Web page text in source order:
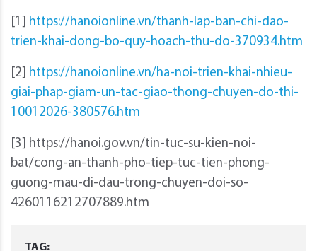
[1]
https://hanoionline.vn/thanh-lap-ban-chi-dao-
trien-khai-dong-bo-quy-hoach-thu-do-370934.htm
[2]
https://hanoionline.vn/ha-noi-trien-khai-nhieu-
giai-phap-giam-un-tac-giao-thong-chuyen-do-thi-
10012026-380576.htm
[3] https://hanoi.gov.vn/tin-tuc-su-kien-noi-
bat/cong-an-thanh-pho-tiep-tuc-tien-phong-
guong-mau-di-dau-trong-chuyen-doi-so-
4260116212707889.htm
TAG: